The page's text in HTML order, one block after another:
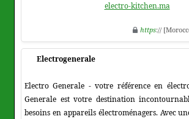
electro-kitchen.ma
https://
Electrogenerale
Electro Generale - votre référence en
Generale est votre destination
besoins en appareils électroménagers. Avec